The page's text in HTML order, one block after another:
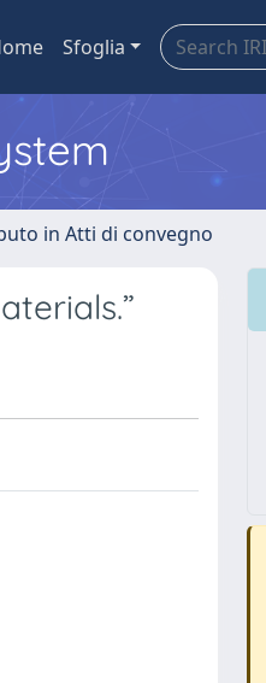
Sfoglia
in Atti di convegno